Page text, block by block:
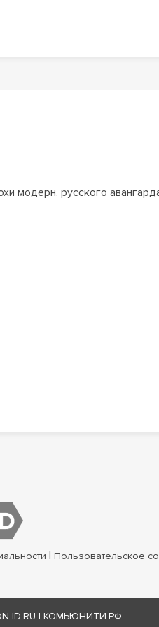
модерн, русского
| Пользовательское
ID.RU | КОМЬЮНИТИ.РФ